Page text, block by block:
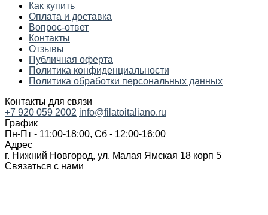
Как купить
Оплата и доставка
Вопрос-ответ
Контакты
Отзывы
Публичная оферта
Политика конфиденциальности
Политика обработки персональных данных
Контакты для связи
+7 920 059 2002 info@filatoitaliano.ru
График
Пн-Пт - 11:00-18:00, Сб - 12:00-16:00
Адрес
г. Нижний Новгород, ул. Малая Ямская 18 корп 5
Связаться с нами